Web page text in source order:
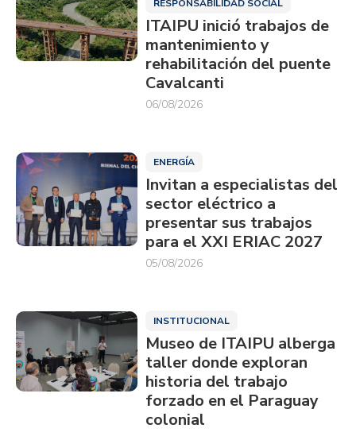
RESPONSABILIDAD SOCIAL
ITAIPU inició trabajos de
mantenimiento y
rehabilitación del puente
Cavalcanti
06/08/2026
ENERGÍA
Invitan a especialistas del
sector eléctrico a
presentar sus trabajos
para el XXI ERIAC 2027
05/08/2026
INSTITUCIONAL
Museo de ITAIPU alberga
taller donde exploran
historia del trabajo
forzado en el Paraguay
colonial